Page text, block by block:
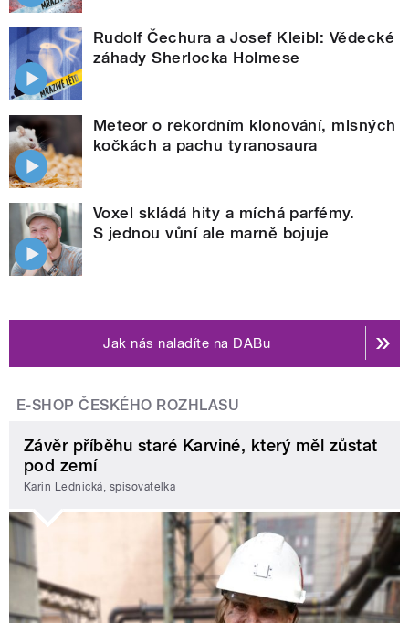
Rudolf Čechura a Josef Kleibl: Vědecké
záhady Sherlocka Holmese
Meteor o rekordním klonování, mlsných
kočkách a pachu tyranosaura
Voxel skládá hity a míchá parfémy.
S jednou vůní ale marně bojuje
Jak nás naladíte na DABu
E-SHOP ČESKÉHO ROZHLASU
Závěr příběhu staré Karviné, který měl zůstat
pod zemí
Karin Lednická, spisovatelka